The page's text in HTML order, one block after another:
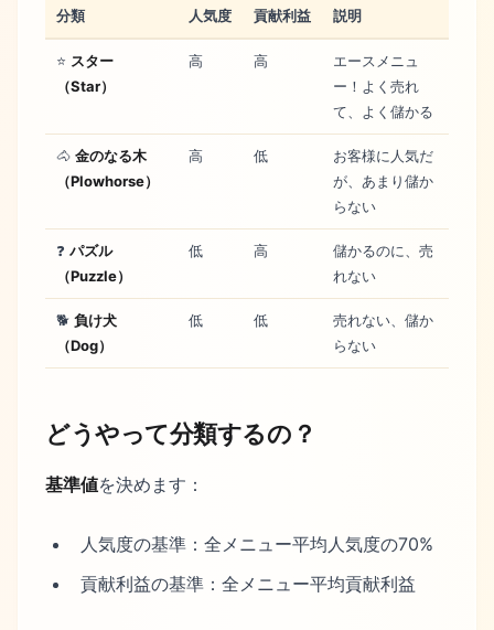
分類 人気度 貢献利益 説明
⭐ スター
（Star）
高 高
エースメニュ
ー！よく売れ
て、よく儲かる
🐴 金のなる木
（Plowhorse）
高 低
お客様に人気だ
が、あまり儲か
らない
❓ パズル
（Puzzle）
低 高
儲かるのに、売
れない
🐕 負け犬
（Dog）
低 低
売れない、儲か
らない
どうやって分類するの？
基準値を決めます：
人気度の基準：全メニュー平均人気度の70%
貢献利益の基準：全メニュー平均貢献利益